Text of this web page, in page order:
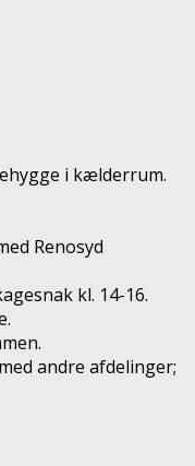
i kælderrum.
Renosyd
kl. 14-16.
andre afdelinger;